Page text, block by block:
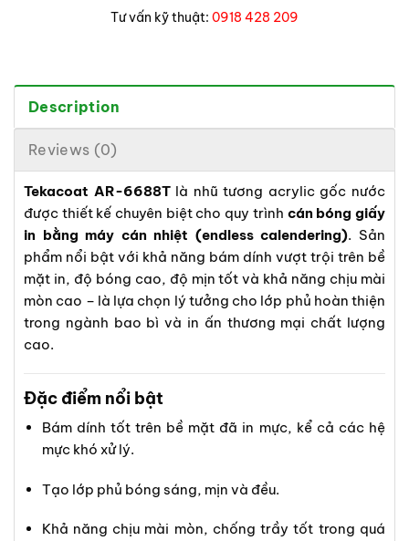
Tư vấn kỹ thuật: 0918 428 209
Description
Reviews (0)
Tekacoat AR-6688Tlà nhũ tương acrylic gốc nước
được thiết kế chuyên biệt cho quy trình cán bóng giấy
in bằng máy cán nhiệt (endless calendering). Sản
phẩm nổi bật với khả năng bám dính vượt trội trên bề
mặt in, độ bóng cao, độ mịn tốt và khả năng chịu mài
mòn cao – là lựa chọn lý tưởng cho lớp phủ hoàn thiện
trong ngành bao bì và in ấn thương mại chất lượng
cao.
Đặc điểm nổi bật
Bám dính tốt trên bề mặt đã in mực, kể cả các hệ
mực khó xử lý.
Tạo lớp phủ bóng sáng, mịn và đều.
Khả năng chịu mài mòn, chống trầy tốt trong quá